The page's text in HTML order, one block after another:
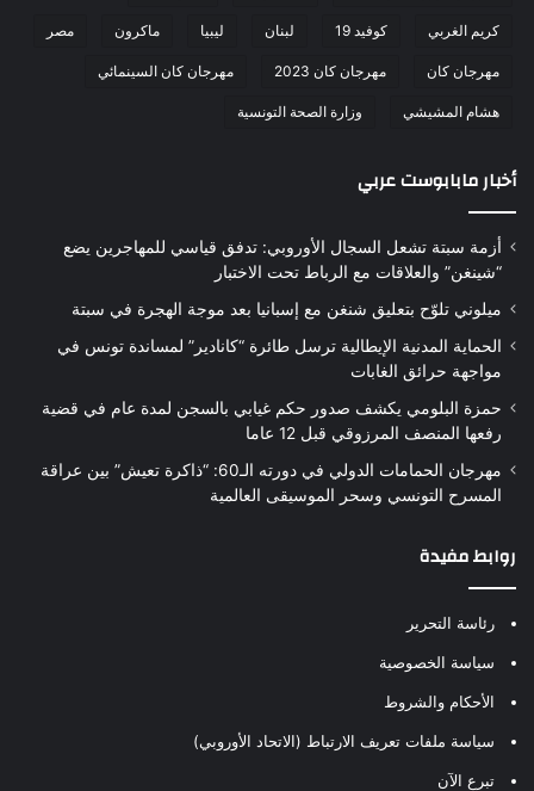
كريم الغربي كوفيد 19 لبنان ليبيا ماكرون مصر
مهرجان كان مهرجان كان 2023 مهرجان كان السينمائي
هشام المشيشي وزارة الصحة التونسية
أخبار مابابوست عربي
أزمة سبتة تشعل السجال الأوروبي: تدفق قياسي للمهاجرين يضع
“شينغن” والعلاقات مع الرباط تحت الاختبار
ميلوني تلوّح بتعليق شنغن مع إسبانيا بعد موجة الهجرة في سبتة
الحماية المدنية الإيطالية ترسل طائرة “كانادير” لمساندة تونس في
مواجهة حرائق الغابات
حمزة البلومي يكشف صدور حكم غيابي بالسجن لمدة عام في قضية
رفعها المنصف المرزوقي قبل 12 عاما
مهرجان الحمامات الدولي في دورته الـ60: “ذاكرة تعيش” بين عراقة
المسرح التونسي وسحر الموسيقى العالمية
روابط مفيدة
رئاسة التحرير
سياسة الخصوصية
الأحكام والشروط
سياسة ملفات تعريف الارتباط (الاتحاد الأوروبي)
تبرع الآن